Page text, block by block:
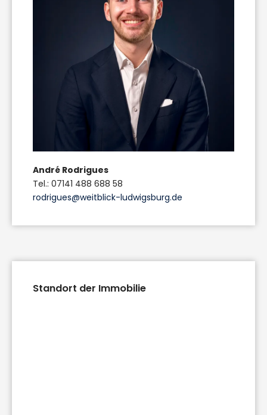
André Rodrigues
Tel.: 07141 488 688 58
rodrigues@weitblick-ludwigsburg.de
Standort der Immobilie